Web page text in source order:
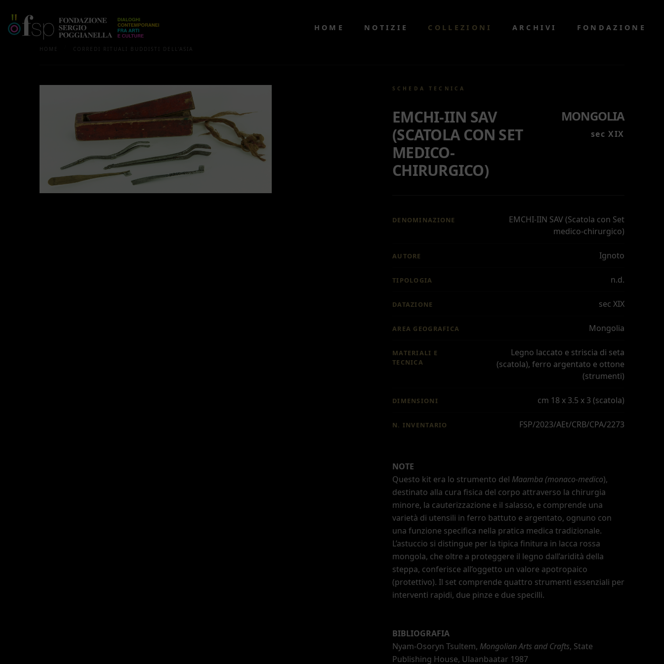
HOME NOTIZIE COLLEZIONI ARCHIVI FONDAZIONE
HOME CORREDI RITUALI BUDDISTI DELL'ASIA
SCHEDA TECNICA
EMCHI-IIN SAV
(SCATOLA CON SET
MEDICO-
CHIRURGICO)
MONGOLIA
sec XIX
DENOMINAZIONE
EMCHI-IIN SAV (Scatola con Set
medico-chirurgico)
AUTORE Ignoto
TIPOLOGIA n.d.
DATAZIONE sec XIX
AREA GEOGRAFICA Mongolia
MATERIALI E
TECNICA
Legno laccato e striscia di seta
(scatola), ferro argentato e ottone
(strumenti)
DIMENSIONI cm 18 x 3.5 x 3 (scatola)
N. INVENTARIO FSP/2023/AEt/CRB/CPA/2273
NOTE
Questo kit era lo strumento del Maamba (monaco-medico),
destinato alla cura fisica del corpo attraverso la chirurgia
minore, la cauterizzazione e il salasso, e comprende una
varietà di utensili in ferro battuto e argentato, ognuno con
una funzione specifica nella pratica medica tradizionale.
L’astuccio si distingue per la tipica finitura in lacca rossa
mongola, che oltre a proteggere il legno dall’aridità della
steppa, conferisce all’oggetto un valore apotropaico
(protettivo). Il set comprende quattro strumenti essenziali per
interventi rapidi, due pinze e due specilli.
BIBLIOGRAFIA
Nyam-Osoryn Tsultem, Mongolian Arts and Crafts, State
Publishing House, Ulaanbaatar 1987